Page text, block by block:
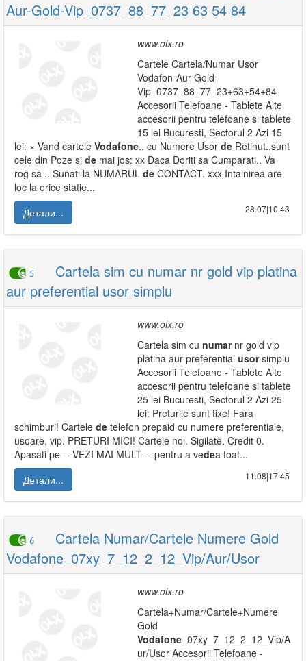
Aur-Gold-Vip_0737_88_77_23 63 54 84
www.olx.ro
Cartele Cartela/Numar Usor
Vodafon-Aur-Gold-
Vip_0737_88_77_23+63+54+84
Accesorii Telefoane - Tablete Alte
accesorii pentru telefoane si tablete
15 lei Bucuresti, Sectorul 2 Azi 15
lei: × Vand cartele Vodafone.. cu Numere Usor de Retinut..sunt
cele din Poze si de mai jos: xx Daca Doriti sa Cumparati.. Va
rog sa .. Sunati la NUMARUL de CONTACT. xxx Intalnirea are
loc la orice statie...
Детали...
28.07|10:43
5
Cartela sim cu numar nr gold vip platina
aur preferential usor simplu
www.olx.ro
Cartela sim cu numarnr gold vip
platina aur preferential usorsimplu
Accesorii Telefoane - Tablete Alte
accesorii pentru telefoane si tablete
25 lei Bucuresti, Sectorul 2 Azi 25
lei: Preturile sunt fixe! Fara
schimburi! Cartele de telefon prepaid cu numere preferentiale,
usoare, vip. PRETURI MICI! Cartele noi. Sigilate. Credit 0.
Apasati pe ---VEZI MAI MULT--- pentru a vedea toat...
Детали...
11.08|17:45
6
Cartela Numar/Cartele Numere Gold
Vodafone_07xy_7_12_2_12_Vip/Aur/Usor
www.olx.ro
Cartela+Numar/Cartele+Numere
Gold
Vodafone _07xy_7_12_2_12_Vip/A
ur/Usor Accesorii Telefoane -